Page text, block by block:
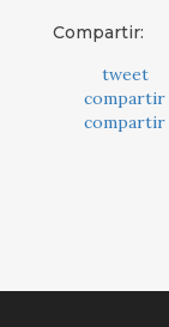
Compartir:
tweet
compartir
compartir